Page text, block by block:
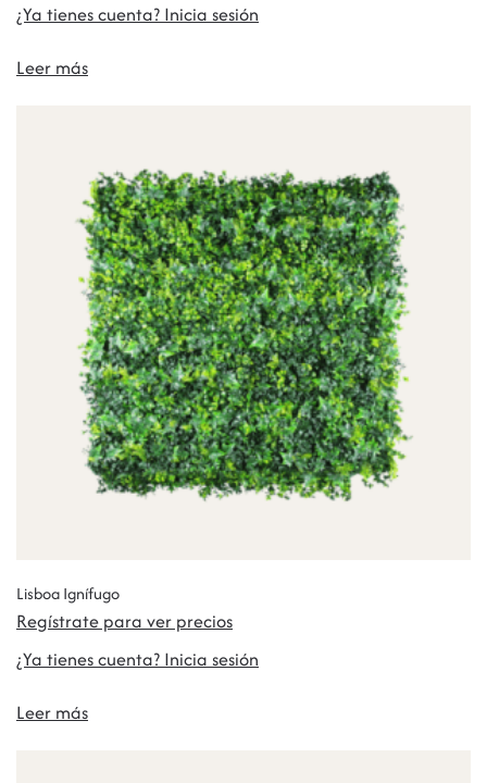
¿Ya tienes cuenta? Inicia sesión
Leer más
Lisboa Ignífugo
Regístrate para ver precios
¿Ya tienes cuenta? Inicia sesión
Leer más